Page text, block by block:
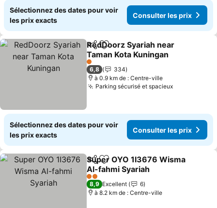
Sélectionnez des dates pour voir
les prix exacts
Consulter les prix
PartagerAjouter à mes favoris
RedDoorz Syariah near
Taman Kota Kuningan
Consulter les prix
1 Étoiles
6,8
334
à 0.9 km de : Centre-ville
Parking sécurisé et spacieuxConsulter
Sélectionnez des dates pour voir
les prix exacts
Consulter les prix
PartagerAjouter à mes favoris
Super OYO 1I3676 Wisma
Al-fahmi Syariah
Consulter les prix
2 Étoiles
8,9 Excellent
6
à 8.2 km de : Centre-ville